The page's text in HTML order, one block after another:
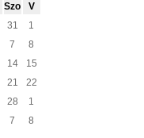
Szo
V
31
1
7
8
14
15
21
22
28
1
7 8